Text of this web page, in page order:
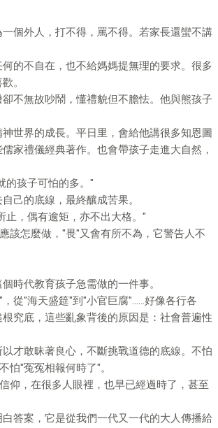
個外人，打不得，罵不得。若家長還蠻不講
的不自在，也不給媽媽提無理的要求。很多
。
不無故吵鬧，懂禮貌但不膽怯。他與熊孩子
世界的成長。平日里，會給他講很多知恩圖
家禮儀經典著作。也會帶孩子走進大自然，
的孩子可怕的多。"
己的底線，最終釀成苦果。
止，偶有逾矩，亦不出大格。"
該怎麼做，"畏"又會有所不為，它警告人不
時代教育孩子急需做的一件事。
從"海天盛筵"到"小官巨腐"……好像各行各
究底，這些亂象背後的原因是：社會普遍性
才敢昧著良心，不斷挑戰道德的底線。不怕
怕"冤冤相報何時了"。
仰，在很多人眼裡，也早已經過時了，甚至
答案，它是從我們一代又一代的大人傳播給